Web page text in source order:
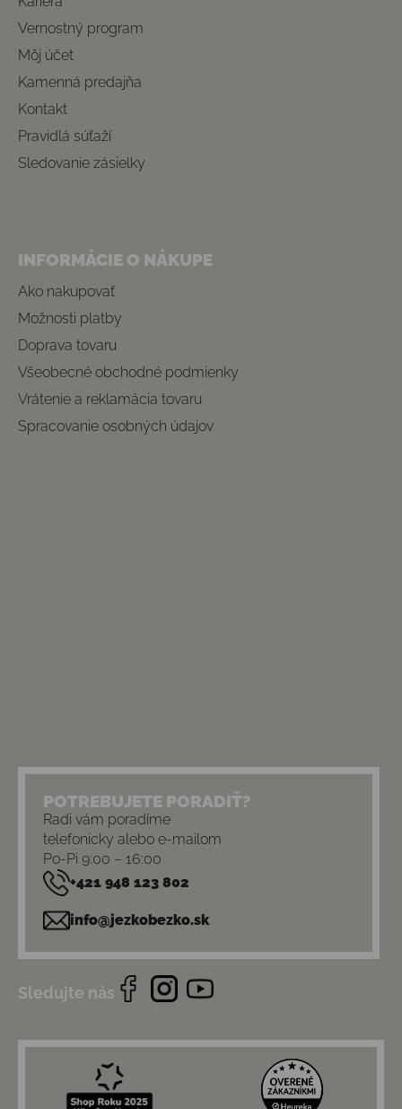
Vernostný program
Môj účet
Kamenná predajňa
Kontakt
Pravidlá súťaží
Sledovanie zásielky
INFORMÁCIE O NÁKUPE
Ako nakupovať
Možnosti platby
Doprava tovaru
Všeobecné obchodné podmienky
Vrátenie a reklamácia tovaru
Spracovanie osobných údajov
POTREBUJETE PORADIŤ?
Radi vám poradíme
telefonicky alebo e-mailom
Po-Pi 9:00 – 16:00
+421 948 123 802
info@jezkobezko.sk
Sledujte nás